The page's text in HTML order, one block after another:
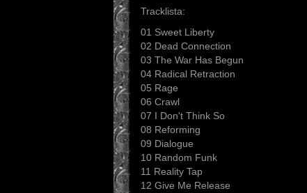
Tracklista:
01 Sweet Liberty
02 Dead Connection
03 The War Has Begun
04 Radical Retraction
05 Rage
06 Crawl
07 I Don't Think So
08 Reforming
09 Dialogue
10 Random Funk
11 Reality Tap
12 Give Me Release